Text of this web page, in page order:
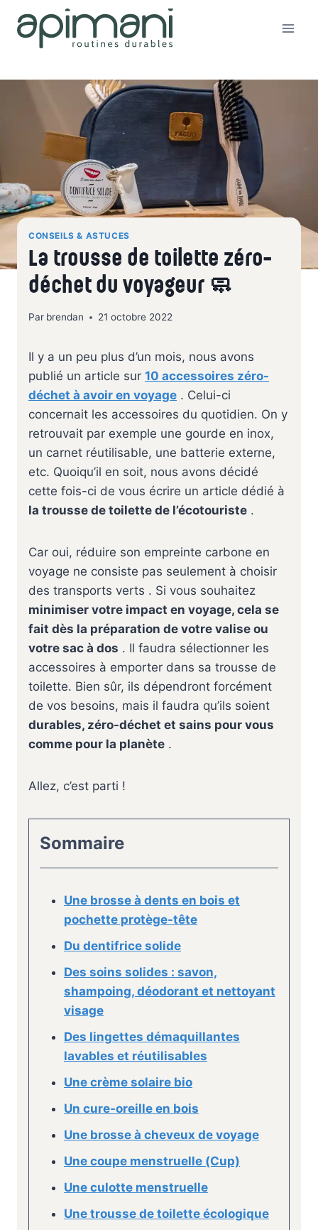
contenu
CONSEILS & ASTUCES
La trousse de toilette zéro-
déchet du voyageur 🧼
Par brendan 21 octobre 2022
Il y a un peu plus d’un mois, nous avons
publié un article sur 10 accessoires zéro-
déchet à avoir en voyage . Celui-ci
concernait les accessoires du quotidien. On y
retrouvait par exemple une gourde en inox,
un carnet réutilisable, une batterie externe,
etc. Quoiqu’il en soit, nous avons décidé
cette fois-ci de vous écrire un article dédié à
la trousse de toilette de l’écotouriste .
Car oui, réduire son empreinte carbone en
voyage ne consiste pas seulement à choisir
des transports verts . Si vous souhaitez
minimiser votre impact en voyage, cela se
fait dès la préparation de votre valise ou
votre sac à dos . Il faudra sélectionner les
accessoires à emporter dans sa trousse de
toilette. Bien sûr, ils dépendront forcément
de vos besoins, mais il faudra qu’ils soient
durables, zéro-déchet et sains pour vous
comme pour la planète .
Allez, c’est parti !
Sommaire
Une brosse à dents en bois et
pochette protège-tête
Du dentifrice solide
Des soins solides : savon,
shampoing, déodorant et nettoyant
visage
Des lingettes démaquillantes
lavables et réutilisables
Une crème solaire bio
Un cure-oreille en bois
Une brosse à cheveux de voyage
Une coupe menstruelle (Cup)
Une culotte menstruelle
Une trousse de toilette écologique